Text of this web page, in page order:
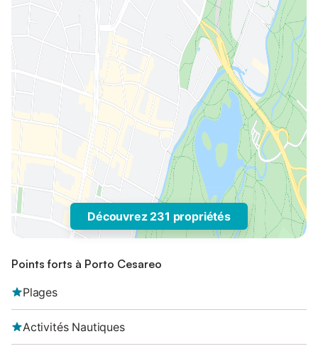
Découvrez 231 propriétés
Points forts à Porto Cesareo
Plages
Activités Nautiques